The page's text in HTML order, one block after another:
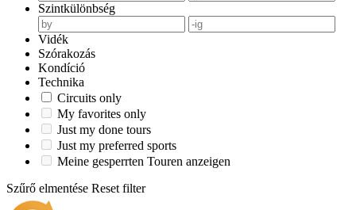
Szintkülönbség
Vidék
Szórakozás
Kondíció
Technika
Circuits only
My favorites only
Just my done tours
Just my preferred sports
Meine gesperrten Touren anzeigen
Szűrő elmentése Reset filter